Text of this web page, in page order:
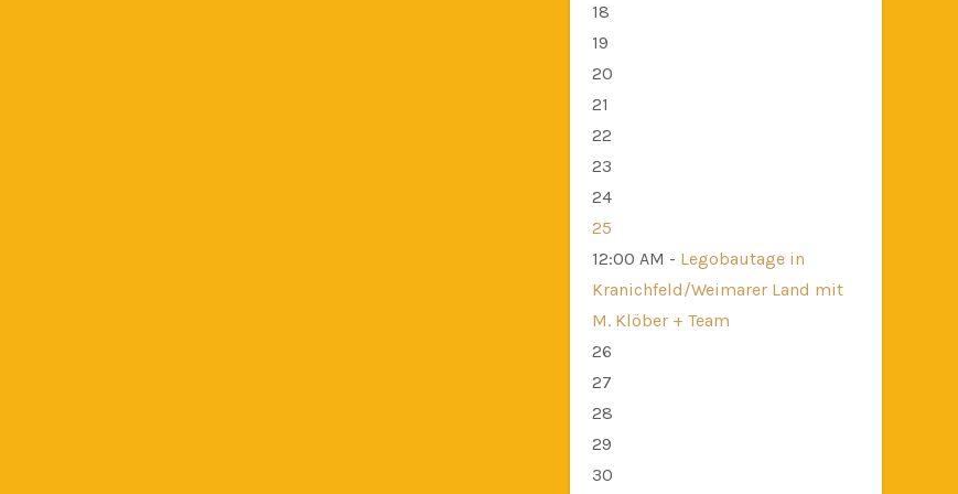
18
19
20
21
22
23
24
25
12:00 AM - Legobautage in
Kranichfeld/Weimarer Land mit
M. Klöber + Team
26
27
28
29
30